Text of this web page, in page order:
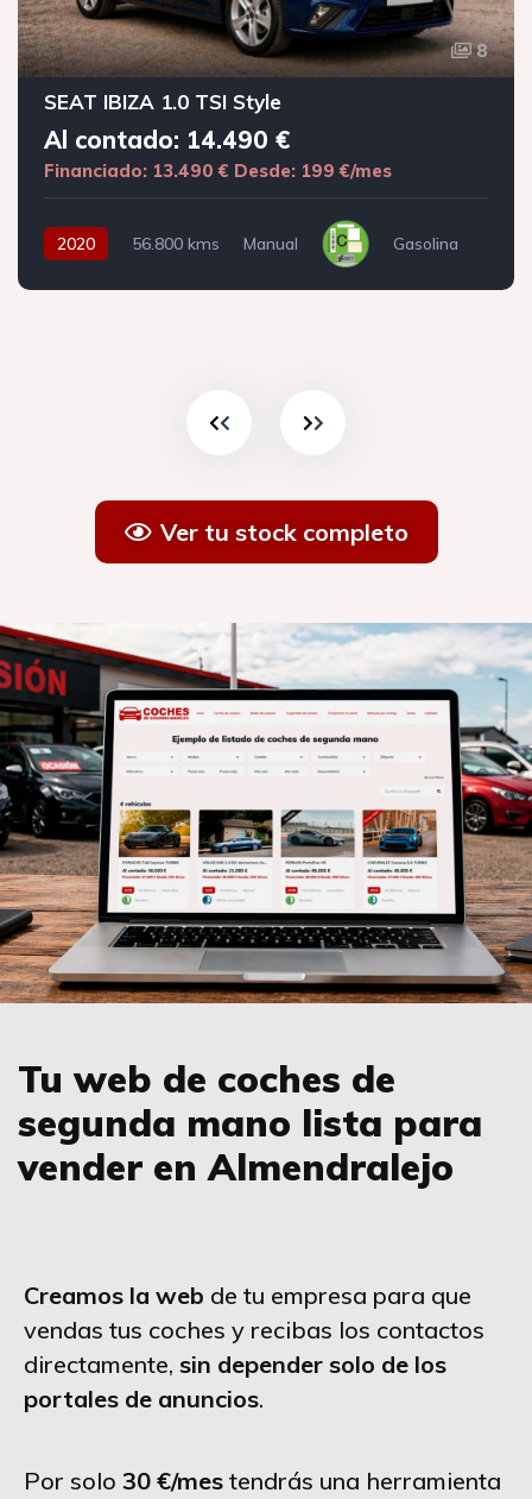
8
SEAT IBIZA 1.0 TSI Style
Al contado: 14.490 €
Financiado: 13.490 € Desde: 199 €/mes
2020 56.800 kms Manual Gasolina
Ver tu stock completo
Tu web de coches de
segunda mano lista para
vender en Almendralejo
Creamos la web de tu empresa para que
vendas tus coches y recibas los contactos
directamente, sin depender solo de los
portales de anuncios.
Por solo 30 €/mes tendrás una herramienta